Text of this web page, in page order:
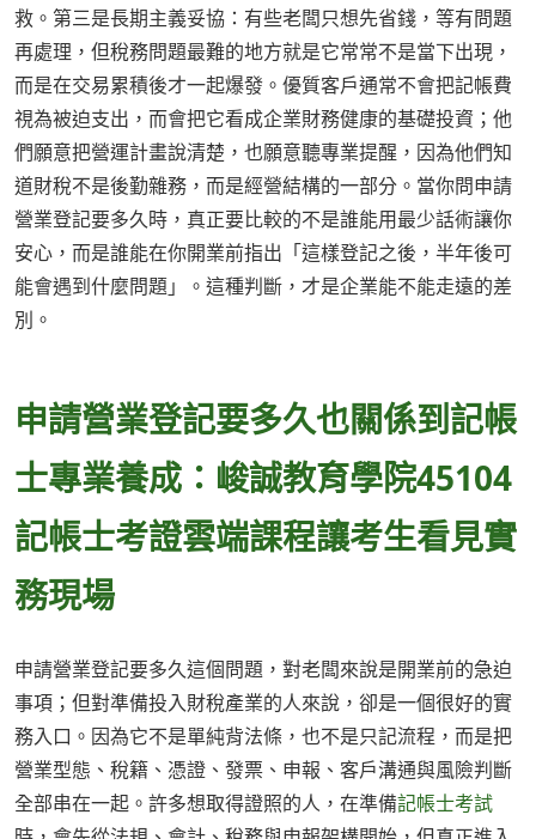
救。第三是長期主義妥協：有些老闆只想先省錢，等有問題
再處理，但稅務問題最難的地方就是它常常不是當下出現，
而是在交易累積後才一起爆發。優質客戶通常不會把記帳費
視為被迫支出，而會把它看成企業財務健康的基礎投資；他
們願意把營運計畫說清楚，也願意聽專業提醒，因為他們知
道財稅不是後勤雜務，而是經營結構的一部分。當你問申請
營業登記要多久時，真正要比較的不是誰能用最少話術讓你
安心，而是誰能在你開業前指出「這樣登記之後，半年後可
能會遇到什麼問題」。這種判斷，才是企業能不能走遠的差
別。
申請營業登記要多久也關係到記帳
士專業養成：峻誠教育學院45104
記帳士考證雲端課程讓考生看見實
務現場
申請營業登記要多久這個問題，對老闆來說是開業前的急迫
事項；但對準備投入財稅產業的人來說，卻是一個很好的實
務入口。因為它不是單純背法條，也不是只記流程，而是把
營業型態、稅籍、憑證、發票、申報、客戶溝通與風險判斷
全部串在一起。許多想取得證照的人，在準備記帳士考試